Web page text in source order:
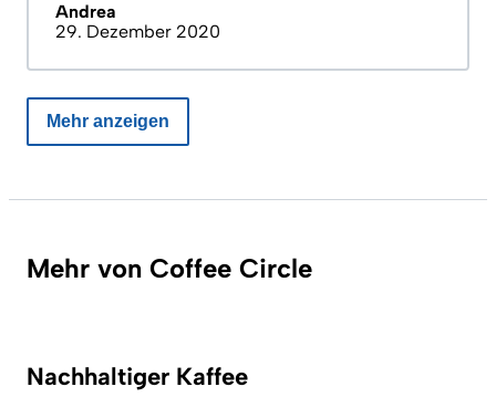
Andrea
29. Dezember 2020
Mehr anzeigen
Mehr von Coffee Circle
Nachhaltiger Kaffee